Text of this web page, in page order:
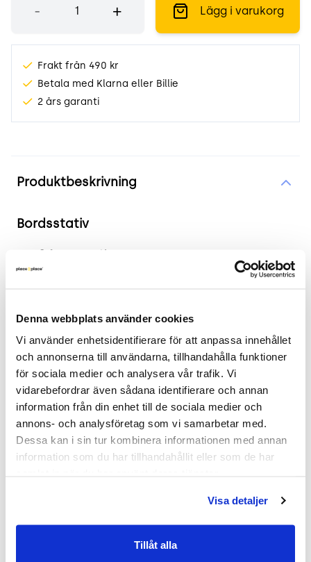
Denna webbplats använder cookies
Vi använder enhetsidentifierare för att anpassa innehållet
och annonserna till användarna, tillhandahålla funktioner
för sociala medier och analysera vår trafik. Vi
vidarebefordrar även sådana identifierare och annan
information från din enhet till de sociala medier och
annons- och analysföretag som vi samarbetar med.
Dessa kan i sin tur kombinera informationen med annan
information som du har tillhandahållit eller som de har
Visa detaljer
Tillåt alla
- + Lägg i varukorg
Frakt från 490 kr
Betala med Klarna eller Billie
2 års garanti
Produktbeskrivning
Bordsstativ
2 års garanti
Bordsstativ från Interior Design Collection i krom.
cm. Bordsskiva köpes separat.
.
Mått
Höjd 52 cm
Bredd 81 cm
Djup 81 cm
Inspiration & vanliga frågar